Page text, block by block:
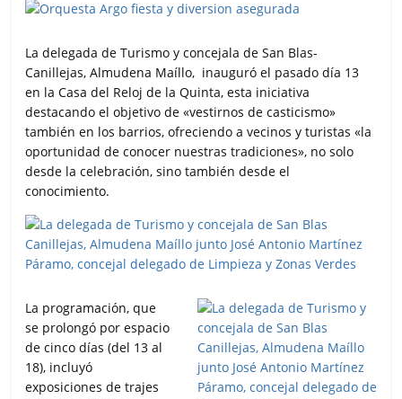
La delegada de Turismo y concejala de San Blas-
Canillejas, Almudena Maíllo, inauguró el pasado día 13
en la Casa del Reloj de la Quinta, esta iniciativa
destacando el objetivo de «vestirnos de casticismo»
también en los barrios, ofreciendo a vecinos y turistas «la
oportunidad de conocer nuestras tradiciones», no solo
desde la celebración, sino también desde el
conocimiento.
La programación, que
se prolongó por espacio
de cinco días (del 13 al
18), incluyó
exposiciones de trajes